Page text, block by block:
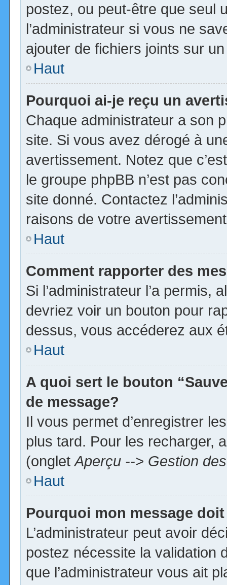
postez, ou peut-être que seul
l’administrateur si vous ne
ajouter de fichiers joints sur
Haut
Pourquoi ai-je reçu un
Chaque administrateur a son
site. Si vous avez dérogé à
avertissement. Notez que
le groupe phpBB n’est pas
site donné. Contactez
raisons de votre
Haut
Comment rapporter des
Si l’administrateur l’a permis,
devriez voir un bouton pour
dessus, vous accéderez aux
Haut
A quoi sert le bouton
de message?
Il vous permet d’enregistrer
plus tard. Pour les recharger,
(ongletAperçu --> Gestion
Haut
Pourquoi mon message
L’administrateur peut avoir
postez nécessite la validation
que l’administrateur vous ait